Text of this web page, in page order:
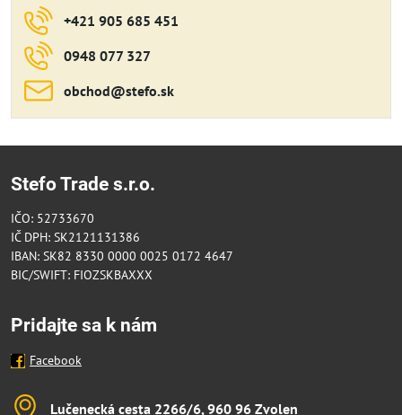
+421 905 685 451
0948 077 327
obchod​@stefo​.sk
Stefo Trade s.r.o.
IČO: 52733670
IČ DPH: SK2121131386
IBAN: SK82 8330 0000 0025 0172 4647
BIC/SWIFT: FIOZSKBAXXX
Pridajte sa k nám
Facebook
Lučenecká cesta 2266/6, 960 96 Zvolen